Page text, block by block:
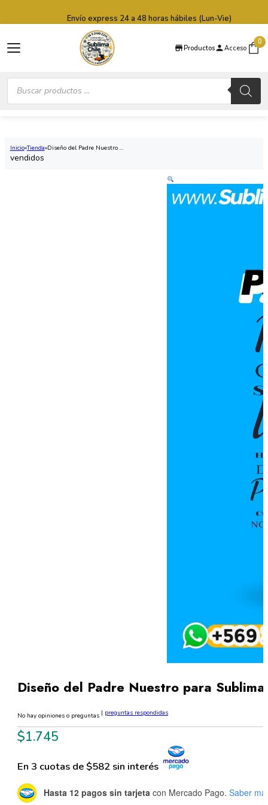
Productos Acceso
0
Búsqueda
productos
Envío express 24 a 48 horas hábiles (Lun-Vie)
Inicio Tienda Diseño del Padre Nuestro ...
vendidos
Diseño del Padre Nuestro para
No hay opiniones o preguntas | preguntas respondidas
$1.745
En 3 cuotas de $582 sin interés
Hasta 12 pagos sin tarjeta con Mercado Pago. Saber